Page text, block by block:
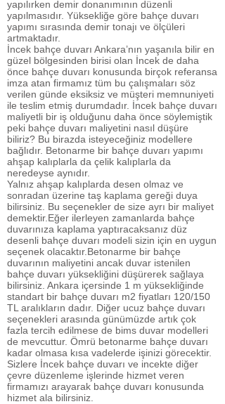
yapılırken demir donanımının düzenli
yapılmasıdır. Yüksekliğe göre bahçe duvarı
yapımı sırasında demir tonajı ve ölçüleri
artmaktadır.
İncek bahçe duvarı Ankara’nın yaşanıla bilir en
güzel bölgesinden birisi olan İncek de daha
önce bahçe duvarı konusunda birçok referansa
imza atan firmamız tüm bu çalışmaları söz
verilen günde eksiksiz ve müşteri memnuniyeti
ile teslim etmiş durumdadır. İncek bahçe duvarı
maliyetli bir iş olduğunu daha önce söylemiştik
peki bahçe duvarı maliyetini nasıl düşüre
biliriz? Bu birazda isteyeceğiniz modellere
bağlıdır. Betonarme bir bahçe duvarı yapımı
ahşap kalıplarla da çelik kalıplarla da
neredeyse aynıdır.
Yalnız ahşap kalıplarda desen olmaz ve
sonradan üzerine taş kaplama gereği duya
bilirsiniz. Bu seçenekler de size ayrı bir maliyet
demektir.Eğer ilerleyen zamanlarda bahçe
duvarınıza kaplama yaptıracaksanız düz
desenli bahçe duvarı modeli sizin için en uygun
seçenek olacaktır.Betonarme bir bahçe
duvarının maliyetini ancak duvar istenilen
bahçe duvarı yüksekliğini düşürerek sağlaya
bilirsiniz. Ankara içersinde 1 m yüksekliğinde
standart bir bahçe duvarı m2 fiyatları 120/150
TL aralıkların dadır. Diğer ucuz bahçe duvarı
seçenekleri arasında günümüzde artık çok
fazla tercih edilmese de bims duvar modelleri
de mevcuttur. Ömrü betonarme bahçe duvarı
kadar olmasa kısa vadelerde işinizi görecektir.
Sizlere İncek bahçe duvarı ve incekte diğer
çevre düzenleme işlerinde hizmet veren
firmamızı arayarak bahçe duvarı konusunda
hizmet ala bilirsiniz.